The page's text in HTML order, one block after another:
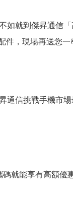
就到傑昇通信
件，現場再送您
信挑戰手機
就能享有高額